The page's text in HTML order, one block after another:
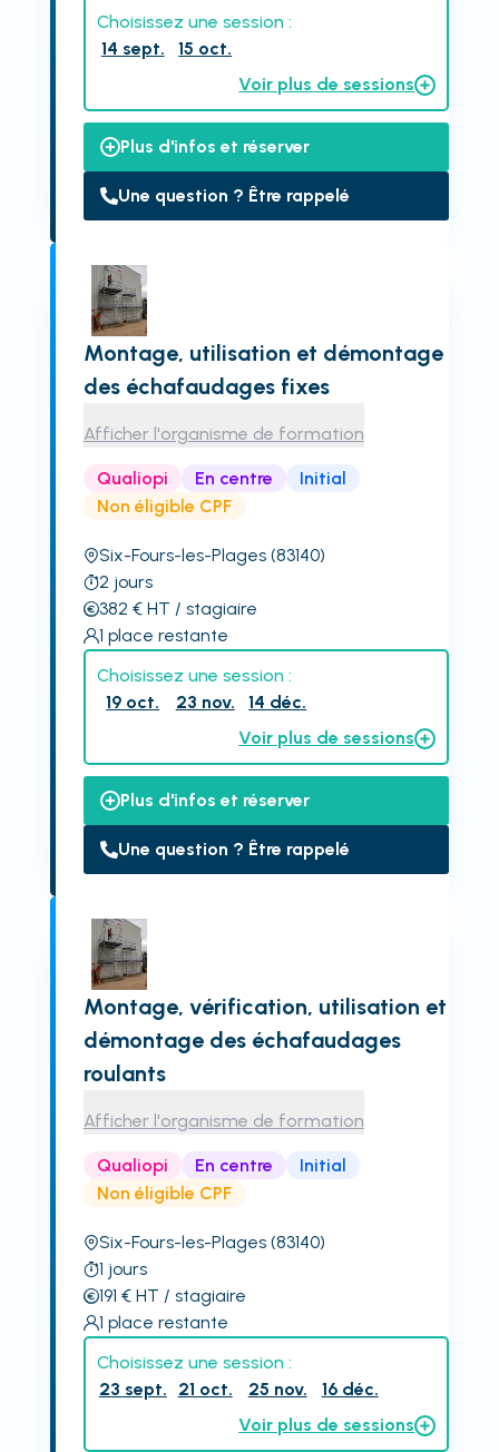
Choisissez une session :
14 sept.
15 oct.
Voir plus de sessions
Plus d'infos et réserver
Une question ? Être rappelé
Montage, utilisation et démontage
des échafaudages fixes
Afficher l'organisme de formation
Qualiopi En centre
Initial
Non éligible CPF
Six-Fours-les-Plages (83140)
2 jours
382 € HT / stagiaire
1 place restante
Choisissez une session :
19 oct.
23 nov.
14 déc.
Voir plus de sessions
Plus d'infos et réserver
Une question ? Être rappelé
Montage, vérification, utilisation et
démontage des échafaudages
roulants
Afficher l'organisme de formation
Qualiopi En centre
Initial
Non éligible CPF
Six-Fours-les-Plages (83140)
1 jours
191 € HT / stagiaire
1 place restante
Choisissez une session :
23 sept.
21 oct. 25 nov.
16 déc.
Voir plus de sessions